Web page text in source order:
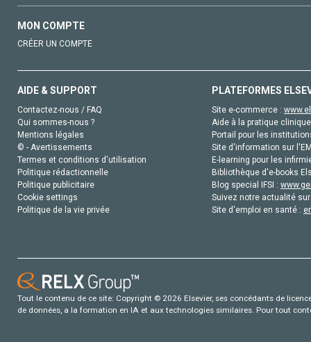
MON COMPTE
CRÉER UN COMPTE
AIDE & SUPPORT
Contactez-nous / FAQ
Qui sommes-nous ?
Mentions légales
© - Avertissements
Termes et conditions d'utilisation
Politique rédactionnelle
Politique publicitaire
Cookie settings
Politique de la vie privée
PLATEFORMES
Site e-commerce :
Aide à la pratique
Portail pour les
Site d'information sur
E-learning pour les
Bibliothèque d'e-books
Blog special IFSI :
Suivez notre actualité
Site d'emploi en santé :
Tout le contenu de ce site: Copyright © 2026 Elsevier, ses concédants de
de données, a la formation en IA et aux technologies similaires. Pour tout